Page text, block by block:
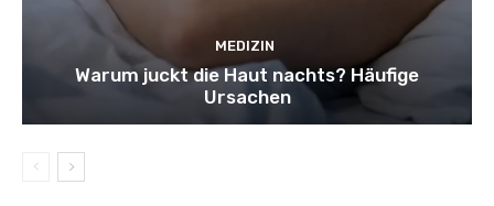
MEDIZIN
Warum juckt die Haut nachts? Häufige
Ursachen